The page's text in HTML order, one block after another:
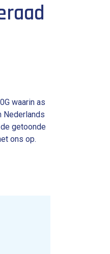
waarin as
Nederlands
getoonde
ons op.